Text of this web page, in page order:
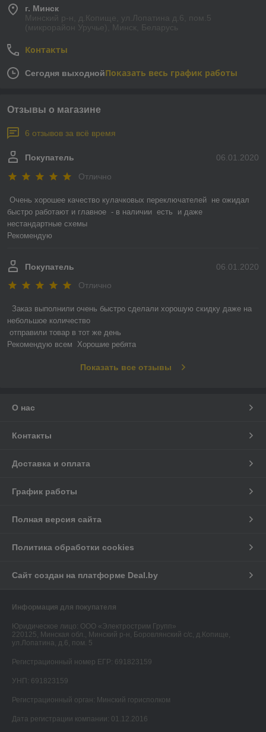
г. Минск
Минский р-н, д.Копище, ул.Лопатина д.6, пом.5
(микрорайон Уручье), Минск, Беларусь
Контакты
Сегодня выходнойПоказать весь график работы
Отзывы о магазине
6 отзывов за всё время
06.01.2020
Покупатель
Отлично
Очень хорошее качество кулачковых переключателей  не ожидал
быстро работают и главное  - в наличии  есть  и даже
нестандартные схемы
Рекомендую
06.01.2020
Покупатель
Отлично
Заказ выполнили очень быстро сделали хорошую скидку даже на
небольшое количество
Рекомендую всем  Хорошие ребята
Показать все отзывы
О нас
Контакты
Доставка и оплата
График работы
Полная версия сайта
Политика обработки cookies
Сайт создан на платформе Deal.by
Информация для покупателя
Юридическое лицо: ООО «Электрострим Групп»
220125, Минская обл., Минский р-н, Боровлянский с/с, д.Копище,
ул.Лопатина, д.6, пом. 5
Регистрационный номер ЕГР: 691823159
УНП: 691823159
Регистрационный орган: Минский горисполком
Дата регистрации компании: 01.12.2016